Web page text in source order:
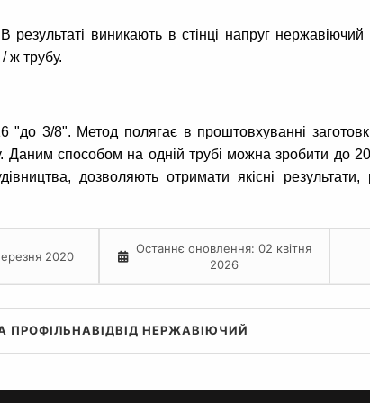
результаті виникають в стінці напруг
ж трубу.
"до 3/8". Метод полягає в проштовхуванні
способом на одній трубі можна зробити до
дозволяють отримати якісні результати,
2020
Останнє оновлення: 02 квітня
2026
ПРОФІЛЬНАВІДВІД НЕРЖАВІЮЧИЙ